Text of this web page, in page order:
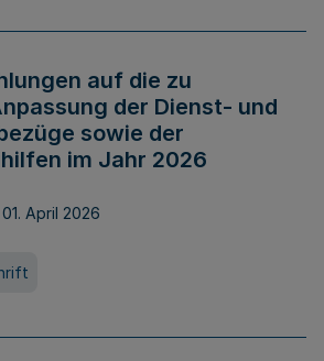
auf die zu
der Dienst- und
sowie der
im Jahr 2026
April 2026